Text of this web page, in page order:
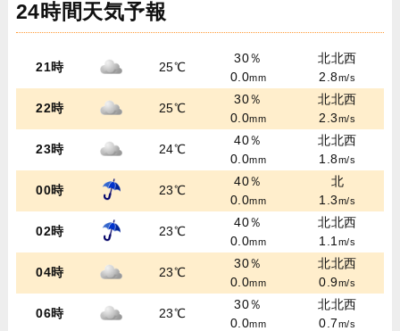
24時間天気予報
21時 25℃
30％
0.0mm
北北西
2.8m/s
22時 25℃
30％
0.0mm
北北西
2.3m/s
23時 24℃
40％
0.0mm
北北西
1.8m/s
00時 23℃
40％
0.0mm
北
1.3m/s
02時 23℃
40％
0.0mm
北北西
1.1m/s
04時 23℃
30％
0.0mm
北北西
0.9m/s
06時 23℃
30％
0.0mm
北北西
0.7m/s